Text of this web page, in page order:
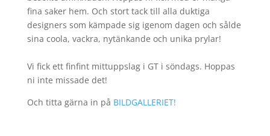
fina saker hem. Och stort tack till alla duktiga
designers som kämpade sig igenom dagen och sålde
sina coola, vackra, nytänkande och unika prylar!
Vi fick ett finfint mittuppslag i GT i söndags. Hoppas
ni inte missade det!
Och titta gärna in på BILDGALLERIET!